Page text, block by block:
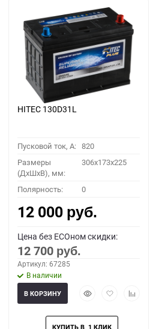
HITEC 130D31L
Пусковой ток, A: 820
Размеры
(ДхШхВ), мм:
306x173x225
Полярность: 0
12 000 руб.
Цена без ECOном скидки:
12 700 руб.
Артикул: 67285
В наличии
БыстрыйДобавить
избранное
Добавить
В КОРЗИНУ